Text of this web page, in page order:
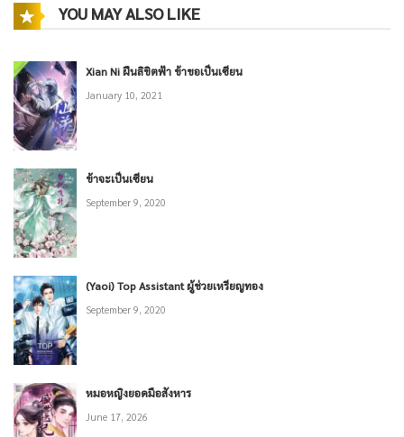
YOU MAY ALSO LIKE
Xian Ni ฝืนลิขิตฟ้า ข้าขอเป็นเซียน
January 10, 2021
ข้าจะเป็นเซียน
September 9, 2020
(Yaoi) Top Assistant ผู้ช่วยเหรียญทอง
September 9, 2020
หมอหญิงยอดมือสังหาร
June 17, 2026